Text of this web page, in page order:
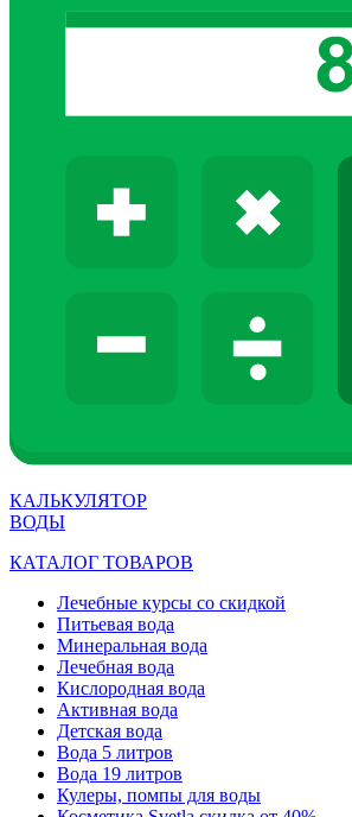
КАЛЬКУЛЯТОР
ВОДЫ
КАТАЛОГ ТОВАРОВ
Лечебные курсы со скидкой
Питьевая вода
Минеральная вода
Лечебная вода
Кислородная вода
Активная вода
Детская вода
Вода 5 литров
Вода 19 литров
Кулеры, помпы для воды